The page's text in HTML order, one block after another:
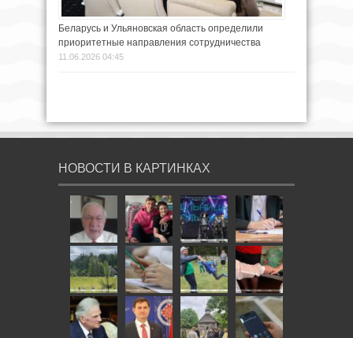
Беларусь и Ульяновская область определили
приоритетные направления сотрудничества
11.06.2026 04:45
НОВОСТИ В КАРТИНКАХ